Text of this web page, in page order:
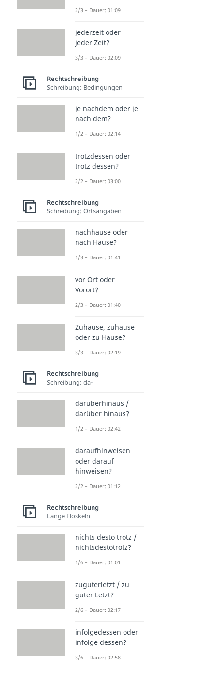
2/3 – Dauer: 01:09
jederzeit oder
jeder Zeit?
3/3 – Dauer: 02:09
Rechtschreibung
Schreibung: Bedingungen
je nachdem oder je
nach dem?
1/2 – Dauer: 02:14
trotzdessen oder
trotz dessen?
2/2 – Dauer: 03:00
Rechtschreibung
Schreibung: Ortsangaben
nachhause oder
nach Hause?
1/3 – Dauer: 01:41
vor Ort oder
Vorort?
2/3 – Dauer: 01:40
Zuhause, zuhause
oder zu Hause?
3/3 – Dauer: 02:19
Rechtschreibung
Schreibung: da-
darüberhinaus /
darüber hinaus?
1/2 – Dauer: 02:42
daraufhinweisen
oder darauf
hinweisen?
2/2 – Dauer: 01:12
Rechtschreibung
Lange Floskeln
nichts desto trotz /
nichtsdestotrotz?
1/6 – Dauer: 01:01
zuguterletzt / zu
guter Letzt?
2/6 – Dauer: 02:17
infolgedessen oder
infolge dessen?
3/6 – Dauer: 02:58